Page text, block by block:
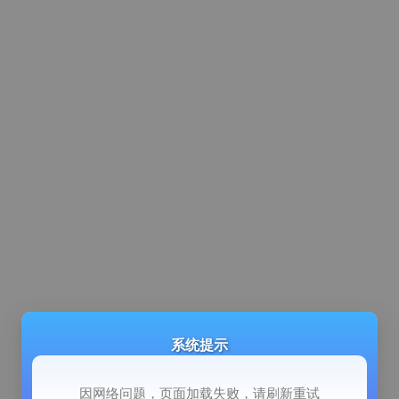
系统提示
因网络问题，页面加载失败，请刷新重试